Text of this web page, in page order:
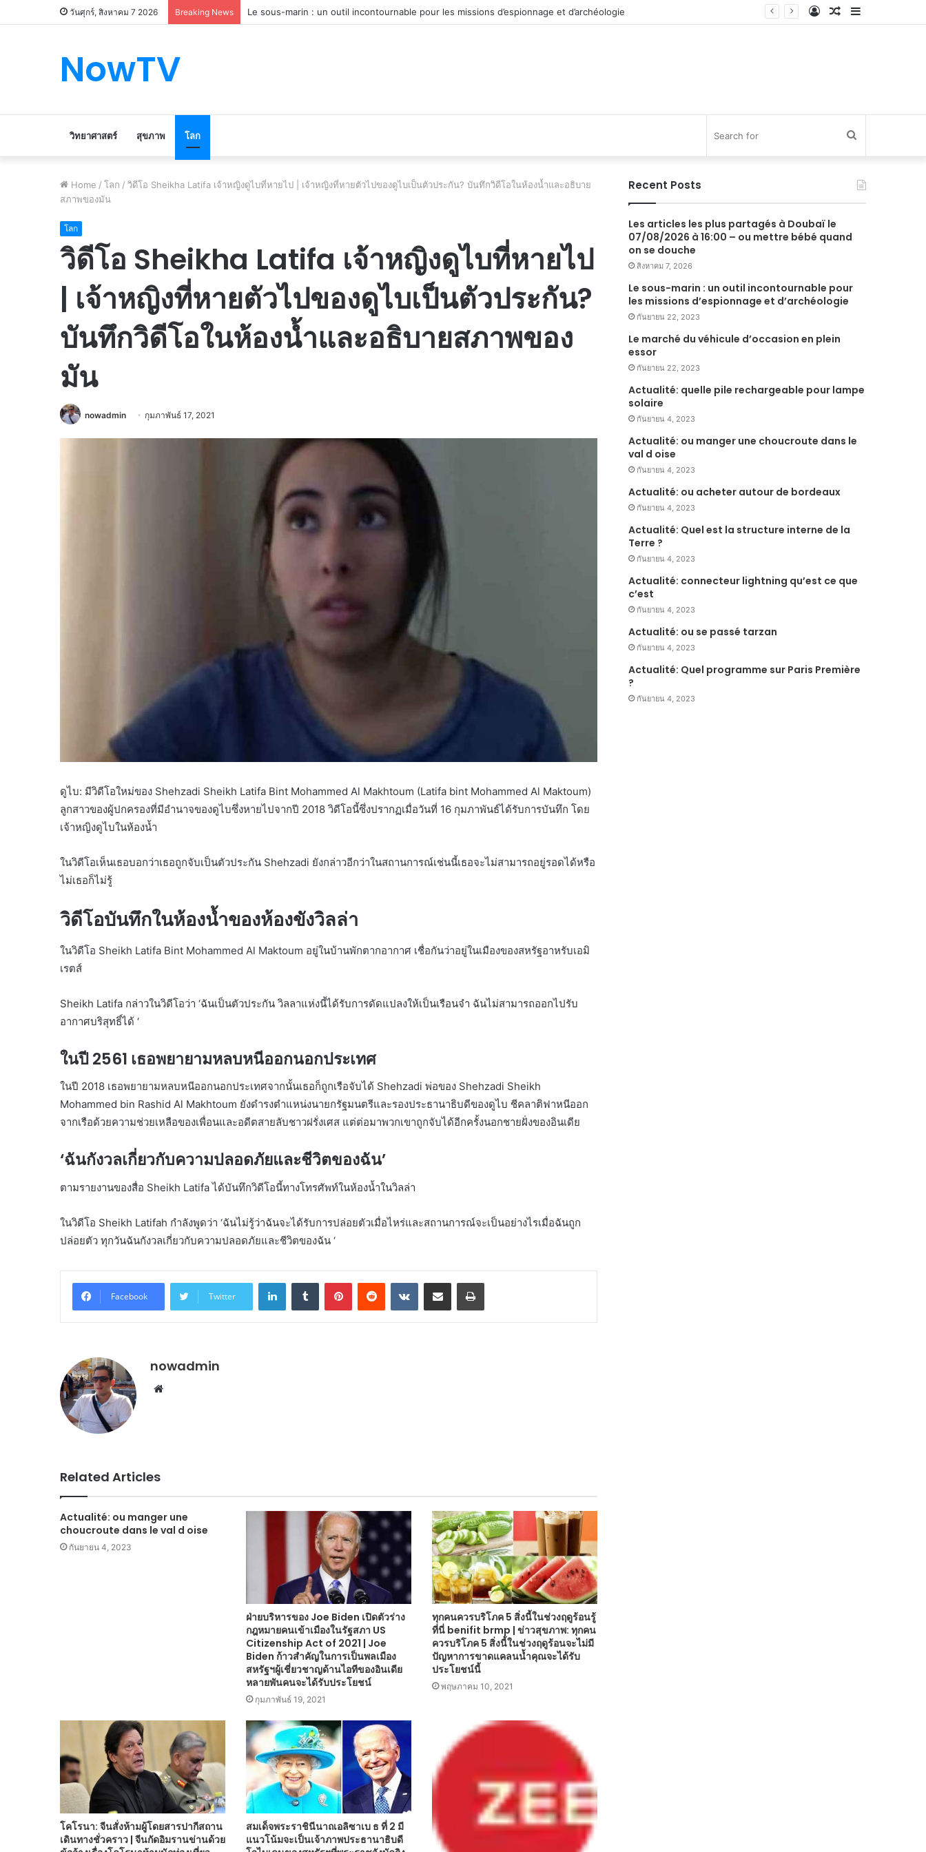
วันศุกร์, สิงหาคม 7 2026 Breaking News Le marché du véhicule d’occasion en plein essor Sidebar
Random
Log
NowTV
วิทยาศาสตร์ สุขภาพ โลก
Home / โลก / วิดีโอ Sheikha Latifa เจ้าหญิงดูไบที่หายไป | เจ้าหญิงที่หายตัวไปของดูไบเป็นตัวประกัน? บันทึกวิดีโอในห้องน้ำและอธิบาย
สภาพของมัน
โลก
วิดีโอ Sheikha Latifa เจ้าหญิงดูไบที่หายไป
| เจ้าหญิงที่หายตัวไปของดูไบเป็นตัวประกัน?
บันทึกวิดีโอในห้องน้ำและอธิบายสภาพของ
มัน
nowadmin กุมภาพันธ์ 17, 2021
ดูไบ: มีวิดีโอใหม่ของ Shehzadi Sheikh Latifa Bint Mohammed Al Makhtoum (Latifa bint Mohammed Al Maktoum)
ลูกสาวของผู้ปกครองที่มีอำนาจของดูไบซึ่งหายไปจากปี 2018 วิดีโอนี้ซึ่งปรากฏเมื่อวันที่ 16 กุมภาพันธ์ได้รับการบันทึก โดย
เจ้าหญิงดูไบในห้องน้ำ
ในวิดีโอเห็นเธอบอกว่าเธอถูกจับเป็นตัวประกัน Shehzadi ยังกล่าวอีกว่าในสถานการณ์เช่นนี้เธอจะไม่สามารถอยู่รอดได้หรือ
ไม่เธอก็ไม่รู้
วิดีโอบันทึกในห้องน้ำของห้องขังวิลล่า
ในวิดีโอ Sheikh Latifa Bint Mohammed Al Maktoum อยู่ในบ้านพักตากอากาศ เชื่อกันว่าอยู่ในเมืองของสหรัฐอาหรับเอมิ
เรตส์
Sheikh Latifa กล่าวในวิดีโอว่า ‘ฉันเป็นตัวประกัน วิลลาแห่งนี้ได้รับการดัดแปลงให้เป็นเรือนจำ ฉันไม่สามารถออกไปรับ
อากาศบริสุทธิ์ได้ ‘
ในปี 2561 เธอพยายามหลบหนีออกนอกประเทศ
ในปี 2018 เธอพยายามหลบหนีออกนอกประเทศจากนั้นเธอก็ถูกเรือจับได้ Shehzadi พ่อของ Shehzadi Sheikh
Mohammed bin Rashid Al Makhtoum ยังดำรงตำแหน่งนายกรัฐมนตรีและรองประธานาธิบดีของดูไบ ชีคลาติฟาหนีออก
จากเรือด้วยความช่วยเหลือของเพื่อนและอดีตสายลับชาวฝรั่งเศส แต่ต่อมาพวกเขาถูกจับได้อีกครั้งนอกชายฝั่งของอินเดีย
‘ฉันกังวลเกี่ยวกับความปลอดภัยและชีวิตของฉัน’
ตามรายงานของสื่อ Sheikh Latifa ได้บันทึกวิดีโอนี้ทางโทรศัพท์ในห้องน้ำในวิลล่า
ในวิดีโอ Sheikh Latifah กำลังพูดว่า ‘ฉันไม่รู้ว่าฉันจะได้รับการปล่อยตัวเมื่อไหร่และสถานการณ์จะเป็นอย่างไรเมื่อฉันถูก
ปล่อยตัว ทุกวันฉันกังวลเกี่ยวกับความปลอดภัยและชีวิตของฉัน ‘
Facebook Twitter
LinkedInTumblr PinterestReddit VKontakteShare via Email Print
nowadmin
Website
Related Articles
Actualité: ou manger une
choucroute dans le val d oise
กันยายน 4, 2023
ฝ่ายบริหารของ Joe Biden เปิดตัวร่าง
กฎหมายคนเข้าเมืองในรัฐสภา US
Citizenship Act of 2021 | Joe
Biden ก้าวสำคัญในการเป็นพลเมือง
สหรัฐฯผู้เชี่ยวชาญด้านไอทีของอินเดีย
หลายพันคนจะได้รับประโยชน์
กุมภาพันธ์ 19, 2021
ทุกคนควรบริโภค 5 สิ่งนี้ในช่วงฤดูร้อนรู้
ที่นี่ benifit brmp | ข่าวสุขภาพ: ทุกคน
ควรบริโภค 5 สิ่งนี้ในช่วงฤดูร้อนจะไม่มี
ปัญหาการขาดแคลนน้ำคุณจะได้รับ
ประโยชน์นี้
พฤษภาคม 10, 2021
โคโรนา: จีนสั่งห้ามผู้โดยสารปากีสถาน
เดินทางชั่วคราว | จีนกัดอิมรานข่านด้วย
สมเด็จพระราชินีนาถเอลิซาเบ ธ ที่ 2 มี
แนวโน้มจะเป็นเจ้าภาพประธานาธิบดี
Recent Posts
Les articles les plus partagés à Doubaï le
07/08/2026 à 16:00 – ou mettre bébé quand
on se douche
สิงหาคม 7, 2026
Le sous-marin : un outil incontournable pour
les missions d’espionnage et d’archéologie
กันยายน 22, 2023
Le marché du véhicule d’occasion en plein
essor
กันยายน 22, 2023
Actualité: quelle pile rechargeable pour lampe
solaire
กันยายน 4, 2023
Actualité: ou manger une choucroute dans le
val d oise
กันยายน 4, 2023
Actualité: ou acheter autour de bordeaux
กันยายน 4, 2023
Actualité: Quel est la structure interne de la
Terre ?
กันยายน 4, 2023
Actualité: connecteur lightning qu’est ce que
c’est
กันยายน 4, 2023
Actualité: ou se passé tarzan
กันยายน 4, 2023
Actualité: Quel programme sur Paris Première
?
กันยายน 4, 2023